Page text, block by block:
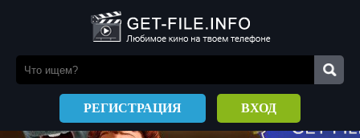
РЕГИСТРАЦИЯ ВХОД